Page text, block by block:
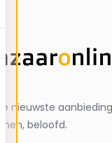
nieuwste
beloofd.